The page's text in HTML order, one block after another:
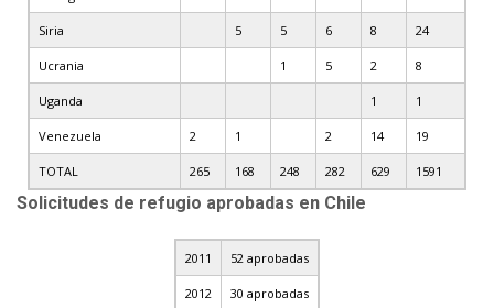
Siria 5 5 6 8 24
Ucrania 1 5 2 8
Uganda 1 1
Venezuela 2 1 2 14 19
TOTAL 265 168 248 282 629 1591
Solicitudes de refugio aprobadas en Chile
2011 52 aprobadas
2012 30 aprobadas